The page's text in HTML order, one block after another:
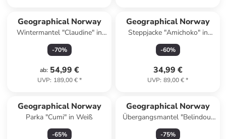
Geographical Norway
Wintermantel "Claudine" in
Khaki
-70%
ab: 54,99 €
UVP: 189,00 €*
Geographical Norway
Steppjacke "Amichoko" in
Grün
-60%
34,99 €
UVP: 89,00 €*
Geographical Norway
Parka "Cumi" in Weiß
-65%
Geographical Norway
Übergangsmantel "Belindou"
in Beige
-75%